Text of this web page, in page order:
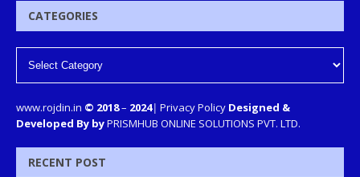
CATEGORIES
www.rojdin.in © 2018– 2024| Privacy Policy Designed &
Developed By byPRISMHUB ONLINE SOLUTIONS PVT. LTD.
RECENT POST